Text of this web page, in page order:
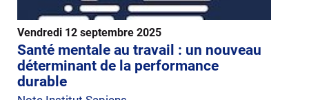
Vendredi 12 septembre 2025
Santé mentale au travail : un nouveau
déterminant de la performance
durable